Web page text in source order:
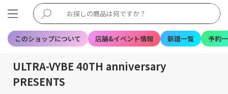
このショップについて 店舗&イベント情報 新譜一覧 予約
ULTRA-VYBE 40TH anniversary
PRESENTS